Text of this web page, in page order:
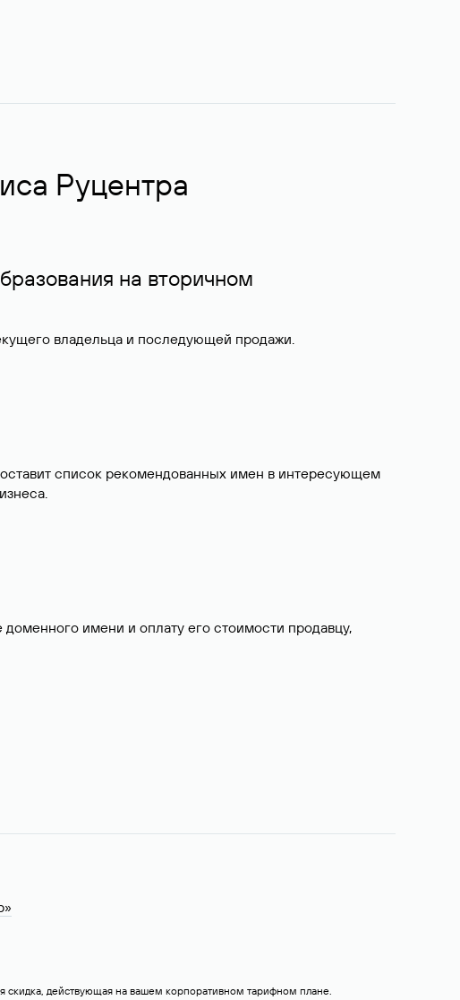
Руцентра
на вторичном
владельца и последующей продажи.
список рекомендованных имен в интересующем
имени и оплату его стоимости продавцу,
действующая на вашем корпоративном тарифном плане.